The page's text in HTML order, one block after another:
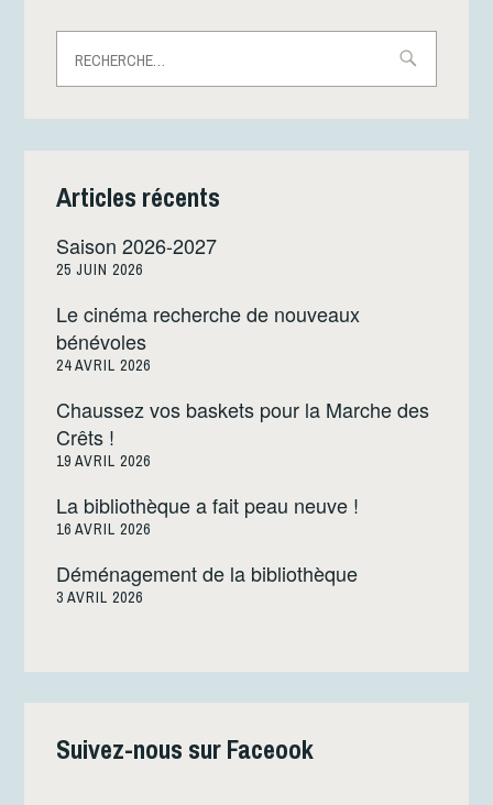
Articles récents
Saison 2026-2027
25 JUIN 2026
Le cinéma recherche de nouveaux
bénévoles
24 AVRIL 2026
Chaussez vos baskets pour la Marche des
Crêts !
19 AVRIL 2026
La bibliothèque a fait peau neuve !
16 AVRIL 2026
Déménagement de la bibliothèque
3 AVRIL 2026
Suivez-nous sur Faceook